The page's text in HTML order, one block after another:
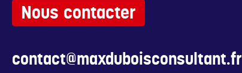
Nous contacter
contact@maxduboisconsultant.fr